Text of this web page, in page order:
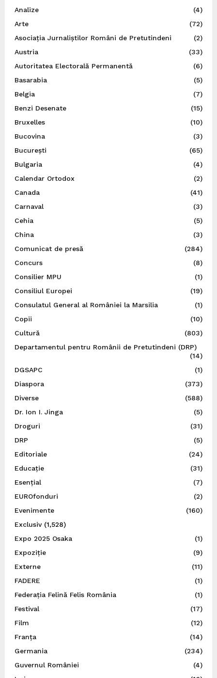
Analize
(4)
Arte
(72)
Asociația Jurnaliștilor Români de Pretutindeni
(2)
Austria
(33)
Autoritatea Electorală Permanentă
(6)
Basarabia
(5)
Belgia
(7)
Benzi Desenate
(15)
Bruxelles
(10)
Bucovina
(3)
București
(65)
Bulgaria
(4)
Calendar Ortodox
(2)
Canada
(41)
Carnaval
(3)
Cehia
(5)
China
(3)
Comunicat de presă
(284)
Concurs
(8)
Consilier MPU
(1)
Consiliul Europei
(19)
Consulatul General al României la Marsilia
(1)
Copii
(10)
Cultură
(803)
Departamentul pentru Românii de Pretutindeni (DRP)
(14)
DGSAPC
(1)
Diaspora
(373)
Diverse
(588)
Dr. Ion I. Jinga
(5)
Droguri
(31)
DRP
(5)
Editoriale
(24)
Educație
(31)
Esențial
(7)
EUROfonduri
(2)
Evenimente
(160)
Exclusiv(1,528)
Expo 2025 Osaka
(1)
Expoziție
(9)
Externe
(11)
FADERE
(1)
Federația Felină Felis România
(1)
Festival
(17)
Film
(12)
Franța
(14)
Germania
(234)
Guvernul României
(4)